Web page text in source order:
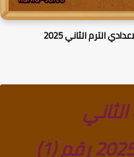
الثاني 2025